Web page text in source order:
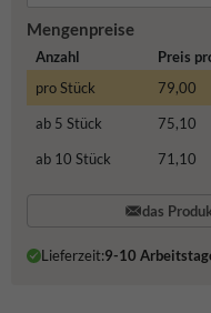
Mengenpreise
Anzahl Preis
pro Stück
79,00
ab 5 Stück
75,10
ab 10 Stück
71,10
das
Lieferzeit:9-10